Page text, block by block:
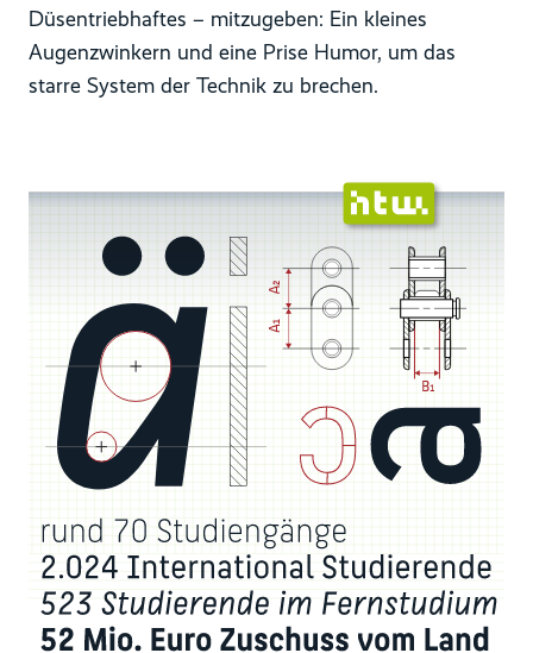
Düsentriebhaftes – mitzugeben: Ein kleines
Augenzwinkern und eine Prise Humor, um das
starre System der Technik zu brechen.